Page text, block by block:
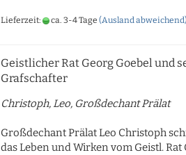
Lieferzeit: ca. 3-4 Tage (Ausland abweichend)
Geistlicher Rat Georg Goebel und
Grafschafter
Christoph, Leo, Großdechant Prälat
Großdechant Prälat Leo Christoph
das Leben und Wirken vom Geistl. Rat